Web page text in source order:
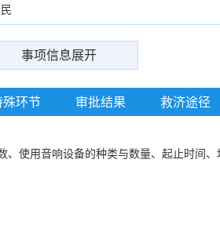
事项信息展开
殊环节 审批结果 救济途径
使用音响设备的种类与数量、起止时间